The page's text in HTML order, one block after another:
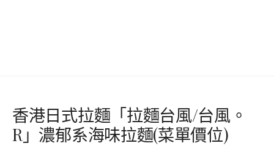
香港日式拉麵「拉麵台風/台風。
R」濃郁系海味拉麵(菜單價位)